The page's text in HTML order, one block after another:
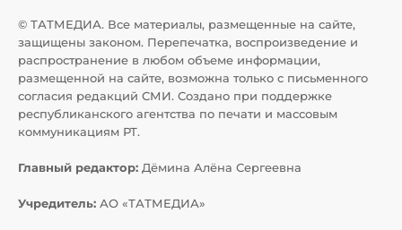
© ТАТМЕДИА. Все материалы, размещенные на сайте,
защищены законом. Перепечатка, воспроизведение и
распространение в любом объеме информации,
размещенной на сайте, возможна только с письменного
согласия редакций СМИ. Создано при поддержке
республиканского агентства по печати и массовым
коммуникациям РТ.
Главный редактор: Дёмина Алёна Сергеевна
Учредитель: АО «ТАТМЕДИА»